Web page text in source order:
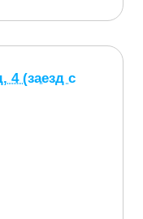
4 (заезд с